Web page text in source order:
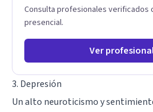
Consulta profesionales verificados
presencial.
Ver
3. Depresión
Un alto neuroticismo y